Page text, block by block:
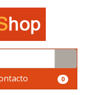
0